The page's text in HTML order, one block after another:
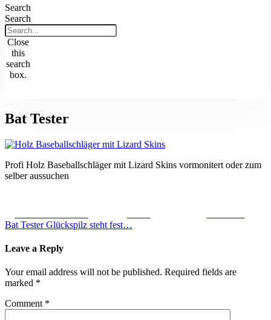
Search
Search
Close
this
search
box.
Bat Tester
Profi Holz Baseballschläger mit Lizard Skins vormonitert oder zum
selber aussuchen
navigation
Bat Tester Glückspilz steht fest…
Leave a Reply
Your email address will not be published. Required fields are
marked *
Comment *